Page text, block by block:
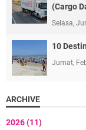
(Cargo
Selasa,
10
Jumat,
ARCHIVE
2026(11)